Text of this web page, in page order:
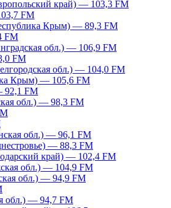
край) — 103,3 FM
FM
Крым) — 89,3 FM
FM
обл.) — 106,9 FM
FM
обл.) — 104,0 FM
Крым) — 105,6 FM
92,1 FM
обл.) — 98,3 FM
обл.) — 96,1 FM
— 88,3 FM
край) — 102,4 FM
обл.) — 104,9 FM
обл.) — 94,9 FM
обл.) — 94,7 FM